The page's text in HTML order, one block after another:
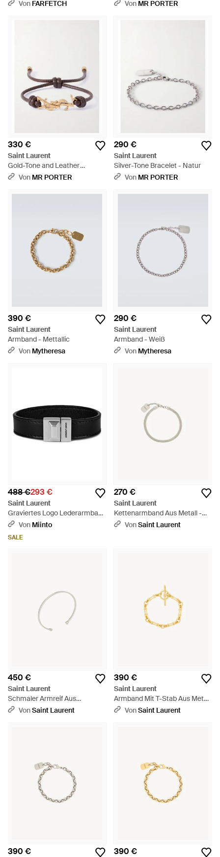
Von FARFETCH Von MR PORTER
330 €
Saint Laurent
Gold-Tone and Leather
Bracelet - Natur
Von MR PORTER
290 €
Saint Laurent
Silver-Tone Bracelet - Natur
Von MR PORTER
390 €
Saint Laurent
Armband - Mettallic
Von Mytheresa
290 €
Saint Laurent
Armband - Weiß
Von Mytheresa
488 €293 €
Saint Laurent
Graviertes Logo Lederarmband
- Schwarz
Von Miinto
SALE
270 €
Saint Laurent
Kettenarmband Aus Metall -
Mehrfarbig
VonSaint Laurent
450 €
Saint Laurent
Schmaler Armreif Aus
Sterlingsilber - Natur
VonSaint Laurent
390 €
Saint Laurent
Armband Mit T-Stab Aus Metall
- Mettallic
VonSaint Laurent
390 € 390 €